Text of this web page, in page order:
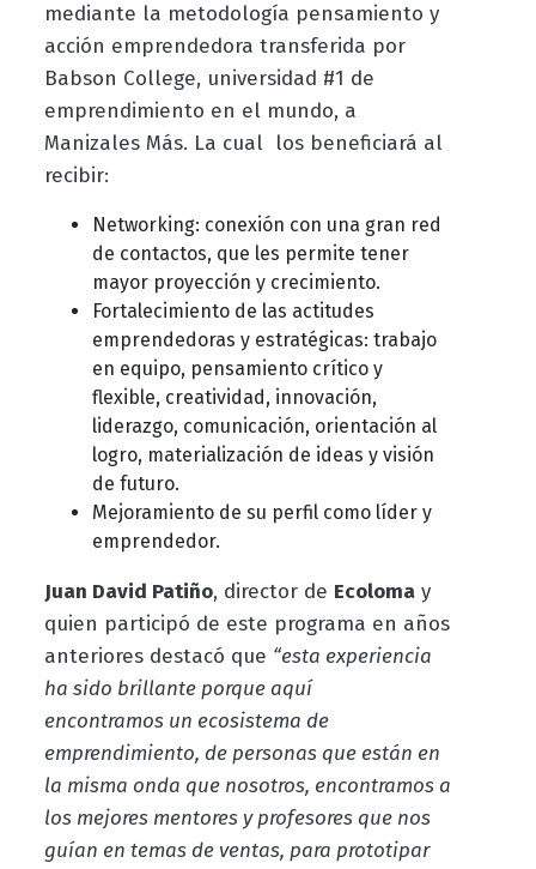
mediante la metodología pensamiento y
acción emprendedora transferida por
Babson College, universidad #1 de
emprendimiento en el mundo, a
Manizales Más. La cual los beneficiará al
recibir:
Networking: conexión con una gran red
de contactos, que les permite tener
mayor proyección y crecimiento.
Fortalecimiento de las actitudes
emprendedoras y estratégicas: trabajo
en equipo, pensamiento crítico y
flexible, creatividad, innovación,
liderazgo, comunicación, orientación al
logro, materialización de ideas y visión
de futuro.
Mejoramiento de su perfil como líder y
emprendedor.
Juan David Patiño, director de Ecolomay
quien participó de este programa en años
anteriores destacó que “esta experiencia
ha sido brillante porque aquí
encontramos un ecosistema de
emprendimiento, de personas que están en
la misma onda que nosotros, encontramos a
los mejores mentores y profesores que nos
guían en temas de ventas, para prototipar